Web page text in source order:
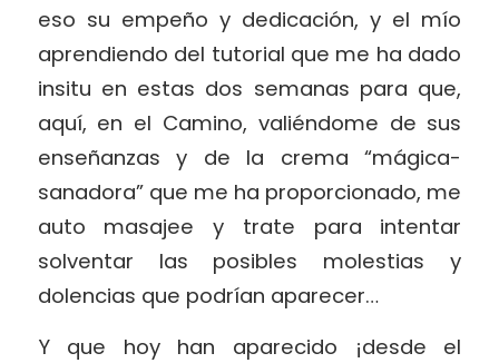
eso su empeño y dedicación, y el mío
aprendiendo del tutorial que me ha dado
insitu en estas dos semanas para que,
aquí, en el Camino, valiéndome de sus
enseñanzas y de la crema “mágica-
sanadora” que me ha proporcionado, me
auto masajee y trate para intentar
solventar las posibles molestias y
dolencias que podrían aparecer…
Y que hoy han aparecido ¡desde el